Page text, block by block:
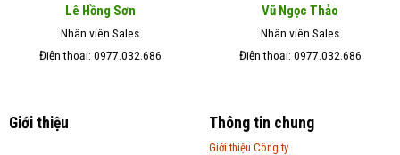
Lê Hồng Sơn
Nhân viên Sales
Điện thoại: 0977.032.686
Vũ Ngọc Thảo
Nhân viên Sales
Điện thoại: 0977.032.686
Giới thiệu Thông tin chung
Giới thiệu Công ty